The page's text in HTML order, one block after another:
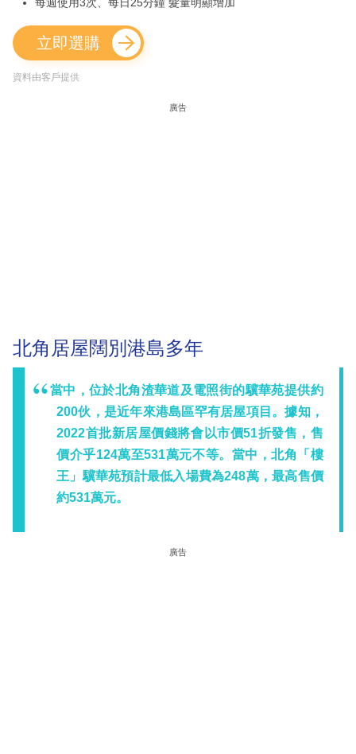
立即選購
資料由客戶提供
廣告
北角居屋闊別港島多年
當中，位於北角渣華道及電照街的驥華苑提供約
200伙，是近年來港島區罕有居屋項目。據知，
2022首批新居屋價錢將會以市價51折發售，售
價介乎124萬至531萬元不等。當中，北角「樓
王」驥華苑預計最低入場費為248萬，最高售價
約531萬元。
廣告